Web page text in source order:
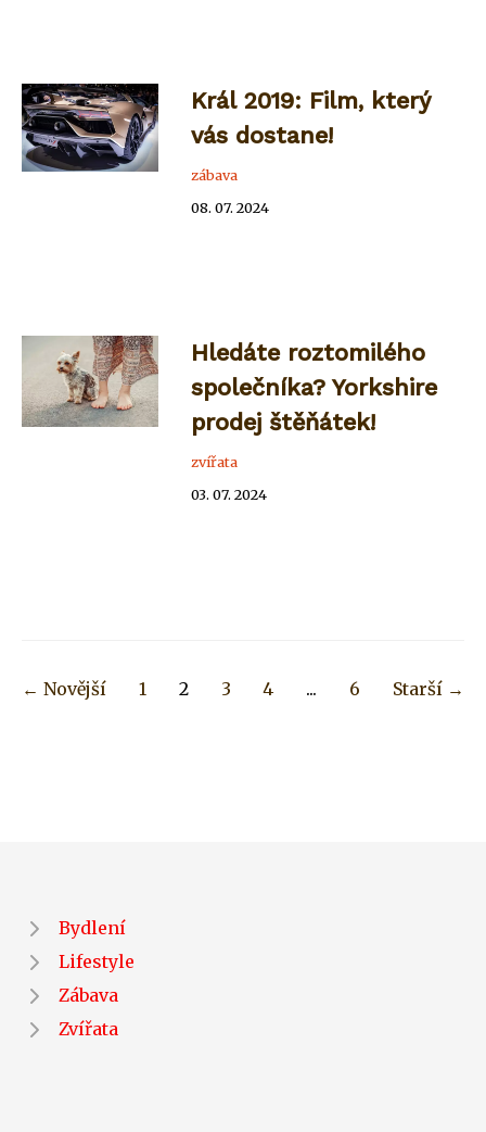
Král 2019: Film, který
vás dostane!
zábava
08. 07. 2024
Hledáte roztomilého
společníka? Yorkshire
prodej štěňátek!
zvířata
03. 07. 2024
← Novější 1 2 3 4 ... 6 Starší →
Bydlení
Lifestyle
Zábava
Zvířata